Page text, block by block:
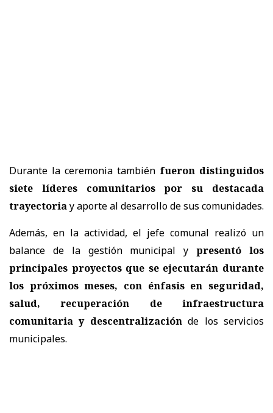
Durante la ceremonia también fueron distinguidos
siete líderes comunitarios por su destacada
trayectoriay aporte al desarrollo de sus comunidades.
Además, en la actividad, el jefe comunal realizó un
balance de la gestión municipal ypresentó los
principales proyectos que se ejecutarán durante
los próximos meses, con énfasis en seguridad,
salud, recuperación de infraestructura
comunitaria y descentralizaciónde los servicios
municipales.